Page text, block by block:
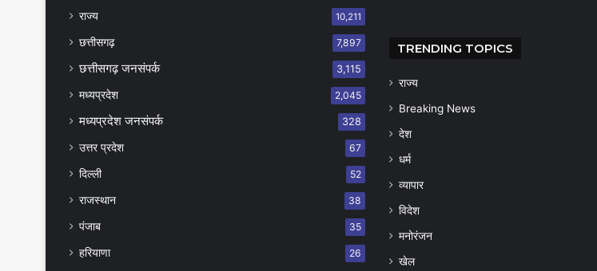
राज्य 10,211
छत्तीसगढ़ 7,897
छत्तीसगढ़ जनसंपर्क 3,115
मध्यप्रदेश 2,045
मध्यप्रदेश जनसंपर्क 328
उत्तर प्रदेश 67
दिल्ली 52
राजस्थान 38
पंजाब 35
हरियाणा 26
TRENDING TOPICS
राज्य
Breaking News
देश
धर्म
व्यापार
विदेश
मनोरंजन
खेल